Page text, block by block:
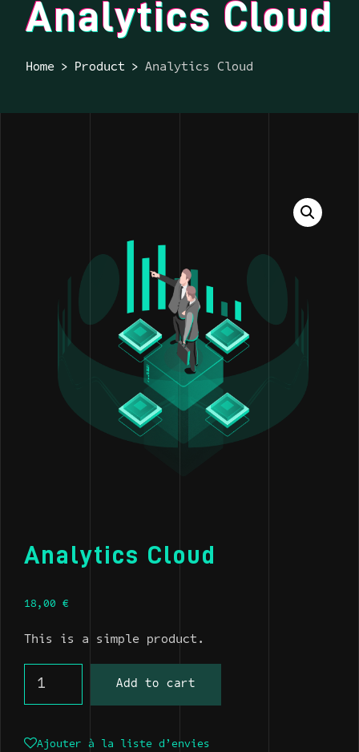
Analytics Cloud
Home Product Analytics Cloud
Analytics Cloud
18,00 €
This is a simple product.
Add to cart
Ajouter à la liste d’envies